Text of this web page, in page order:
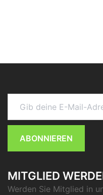
Gib deine E-Mail-Adresse ein ...
ABONNIEREN
MITGLIED
Werden Sie Mitglied in